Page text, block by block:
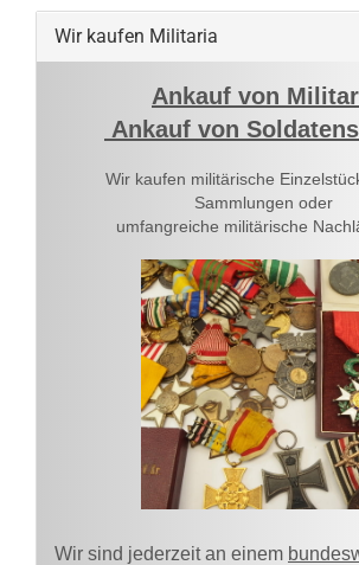
Wir kaufen Militaria
Ankauf von
Ankauf von
Wir kaufen militärische
Sammlungen oder
umfangreiche militärische
Wir sind jederzeit an einem